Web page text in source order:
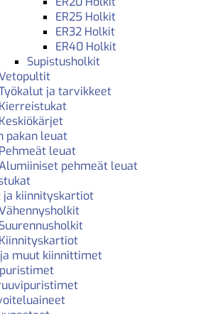
ER25 Holkit
ER32 Holkit
ER40 Holkit
Supistusholkit
ja tarvikkeet
Kierreistukat
Keskiökärjet
pakan leuat
Pehmeät leuat
pehmeät leuat
ja kiinnityskartiot
Suurennusholkit
Kiinnityskartiot
muut kiinnittimet